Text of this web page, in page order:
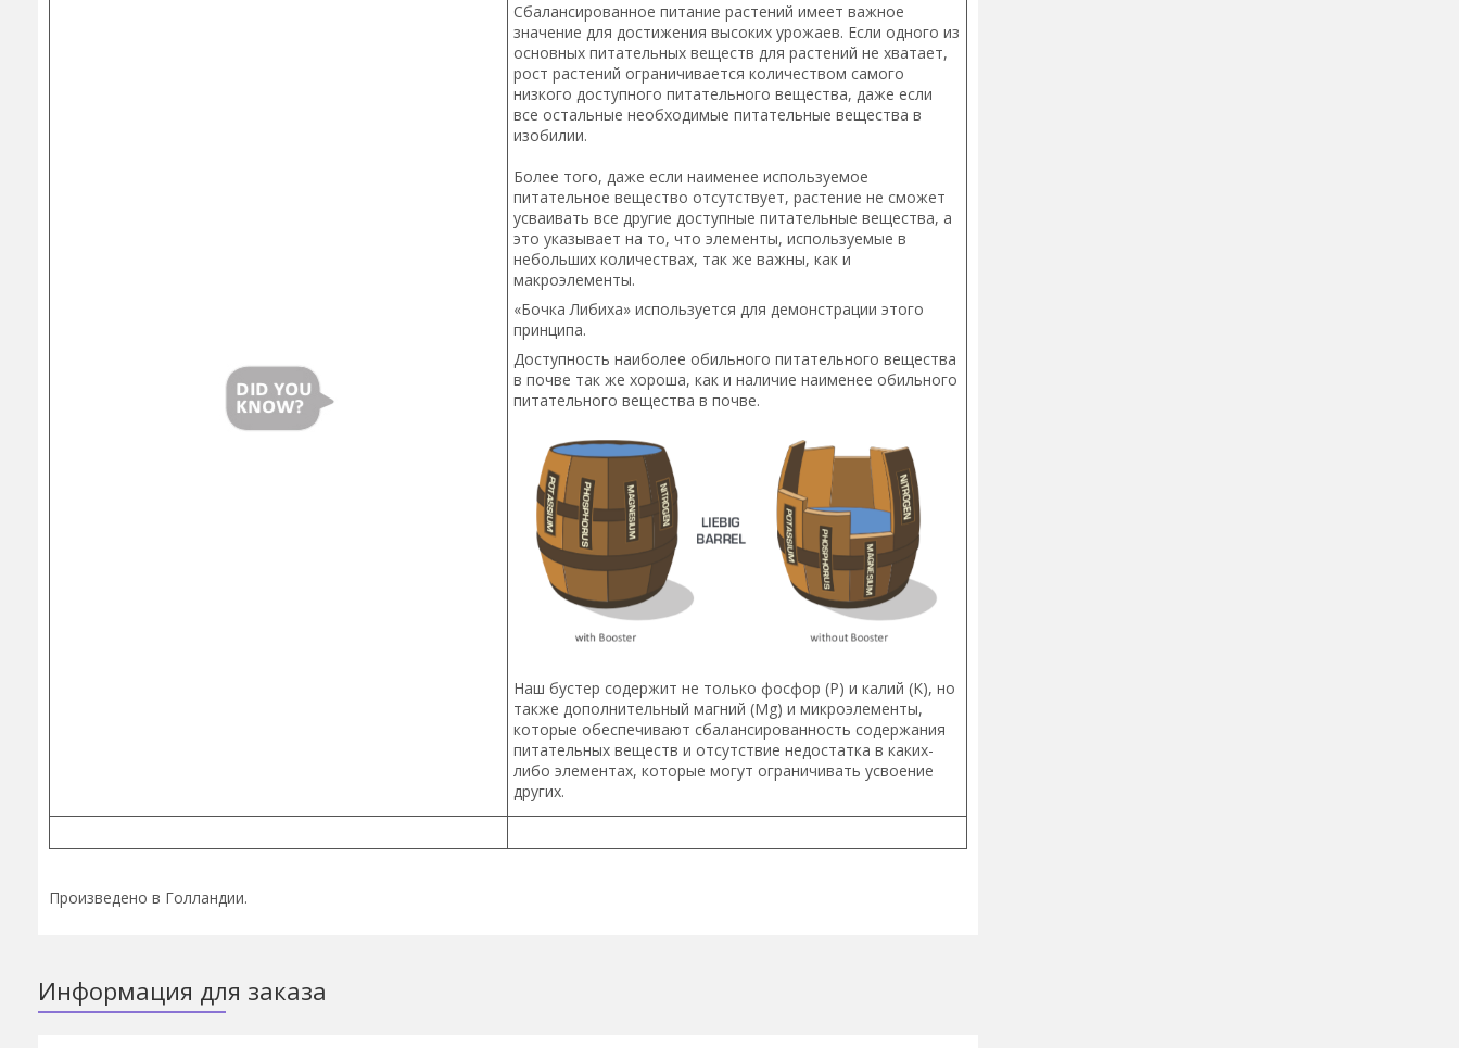
Сбалансированное питание растений имеет важное
значение для достижения высоких урожаев. Если одного из
основных питательных веществ для растений не хватает,
рост растений ограничивается количеством самого
низкого доступного питательного вещества, даже если
все остальные необходимые питательные вещества в
изобилии.
Более того, даже если наименее используемое
питательное вещество отсутствует, растение не сможет
усваивать все другие доступные питательные вещества, а
это указывает на то, что элементы, используемые в
небольших количествах, так же важны, как и
макроэлементы.
«Бочка Либиха» используется для демонстрации этого
принципа.
Доступность наиболее обильного питательного вещества
в почве так же хороша, как и наличие наименее обильного
питательного вещества в почве.
Наш бустер содержит не только фосфор (P) и калий (K), но
также дополнительный магний (Mg) и микроэлементы,
которые обеспечивают сбалансированность содержания
питательных веществ и отсутствие недостатка в каких-
либо элементах, которые могут ограничивать усвоение
других.
Произведено в Голландии.
Информация для заказа